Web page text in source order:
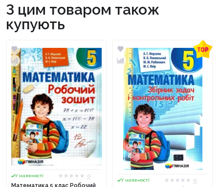
З цим товаром також
купують
У наявності
0
Математика 5 клас Робочий
У наявності
0